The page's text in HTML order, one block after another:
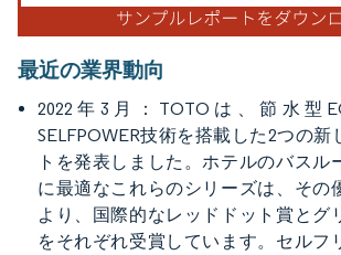
最近の業界動向
2022年3月：TOTOは、節水型
SELFPOWER技術を搭載した2つの新
トを発表しました。ホテルのバスル
に最適なこれらのシリーズは、その
より、国際的なレッドドット賞とグ
をそれぞれ受賞しています。セルフ